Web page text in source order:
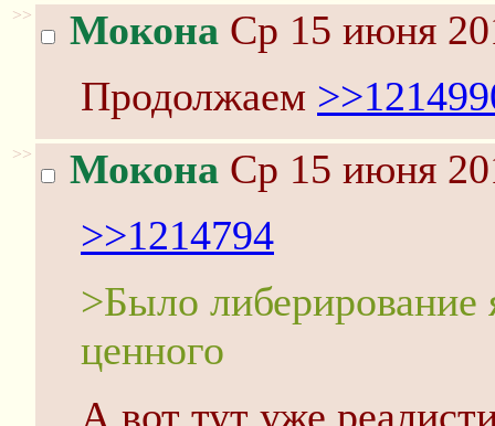
>> Мокона Ср 15 июня
Продолжаем
>> Мокона Ср 15 июня
>>1214794
>Было
ценного
А вот тут уже